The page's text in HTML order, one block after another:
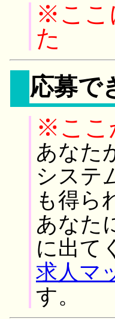
※ここ
た
応募で
※ここ
あなた
システ
も得ら
あなた
に出て
求人マ
す。